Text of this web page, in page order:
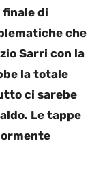
di
che
Sarri con la
la totale
ci sarebe
Le tappe